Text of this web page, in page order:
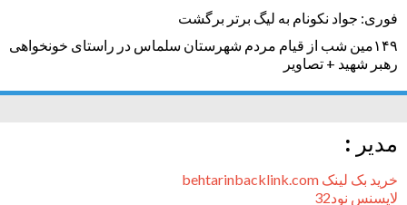
فوری: جواد نکونام به لیگ برتر برگشت
۱۴۹مین شب از قیام مردم شهرستان سلماس در راستای خونخواهی
رهبر شهید + تصاویر
مدیر :
خرید بک لینک behtarinbacklink.com
لایسنس نود32